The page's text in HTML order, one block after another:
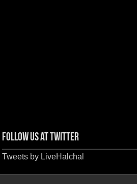
Follow us at Twitter
Tweets by LiveHalchal